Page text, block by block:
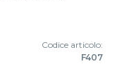
Codice articolo:
F407